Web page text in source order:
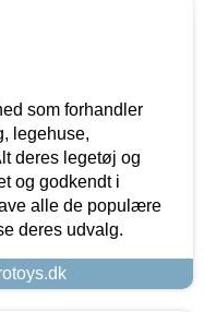
som forhandler
legehuse,
deres legetøj og
og godkendt i
alle de populære
deres udvalg.